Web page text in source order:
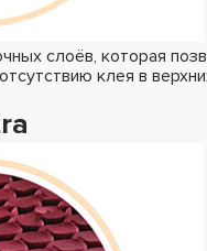
слоёв, которая
клея в